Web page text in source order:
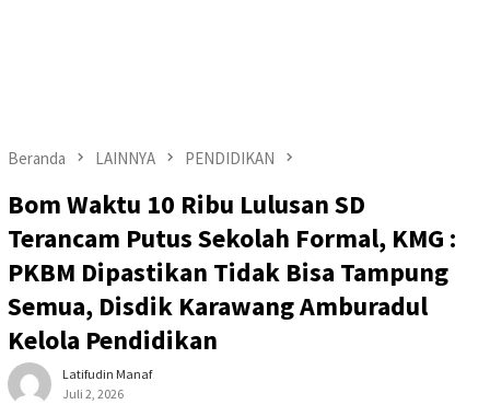
Beranda LAINNYA PENDIDIKAN
Bom Waktu 10 Ribu Lulusan SD
Terancam Putus Sekolah Formal, KMG :
PKBM Dipastikan Tidak Bisa Tampung
Semua, Disdik Karawang Amburadul
Kelola Pendidikan
Latifudin Manaf
Juli 2, 2026